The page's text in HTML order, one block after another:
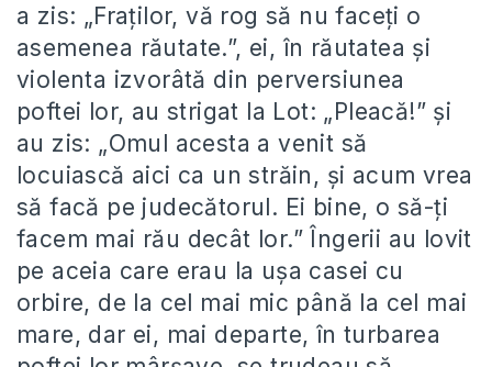
a zis: „Fraţilor, vă rog să nu faceţi o
asemenea răutate.”, ei, în răutatea şi
violenta izvorâtă din perversiunea
poftei lor, au strigat la Lot: „Pleacă!” şi
au zis: „Omul acesta a venit să
locuiască aici ca un străin, şi acum vrea
să facă pe judecătorul. Ei bine, o să-ţi
facem mai rău decât lor.” Îngerii au lovit
pe aceia care erau la uşa casei cu
orbire, de la cel mai mic până la cel mai
mare, dar ei, mai departe, în turbarea